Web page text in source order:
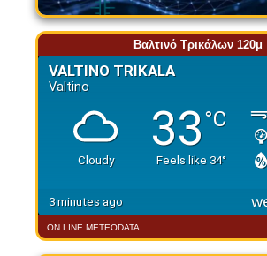
Βαλτινό Τρικάλων 120μ
ON LINE METEODATA